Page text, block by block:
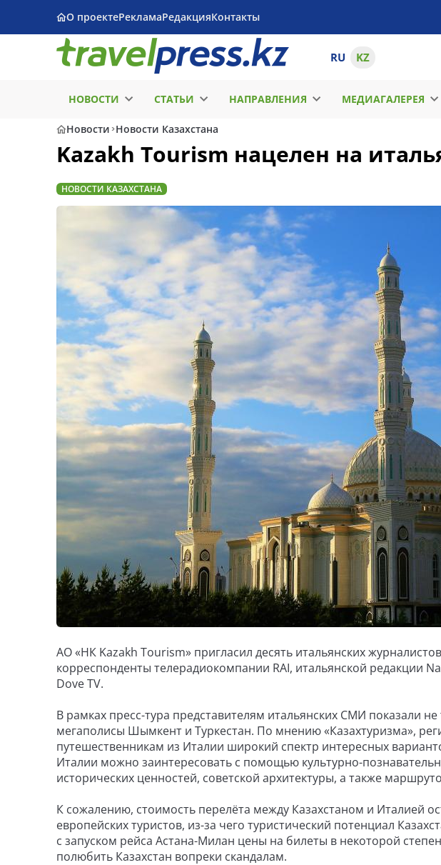
О проектеРекламаРедакцияКонтакты
RU KZ
НОВОСТИ СТАТЬИ НАПРАВЛЕНИЯ МЕДИАГАЛЕРЕЯ
Новости Новости Казахстана
Kazakh Tourism нацелен на
НОВОСТИ КАЗАХСТАНА
АО «НК Kazakh Tourism» пригласил десять итальянских
корреспонденты телерадиокомпании RAI, итальянской редакции
Dove TV.
В рамках пресс-тура представителям итальянских СМИ показали
мегаполисы Шымкент и Туркестан. По мнению «Казахтуризма»,
путешественникам из Италии широкий спектр интересных
Италии можно заинтересовать с помощью культурно-
исторических ценностей, советской архитектуры, а также
К сожалению, стоимость перелёта между Казахстаном и Италией
европейских туристов, из-за чего туристический потенциал
с запуском рейса Астана-Милан цены на билеты в некоторой
полюбить Казахстан вопреки скандалам.